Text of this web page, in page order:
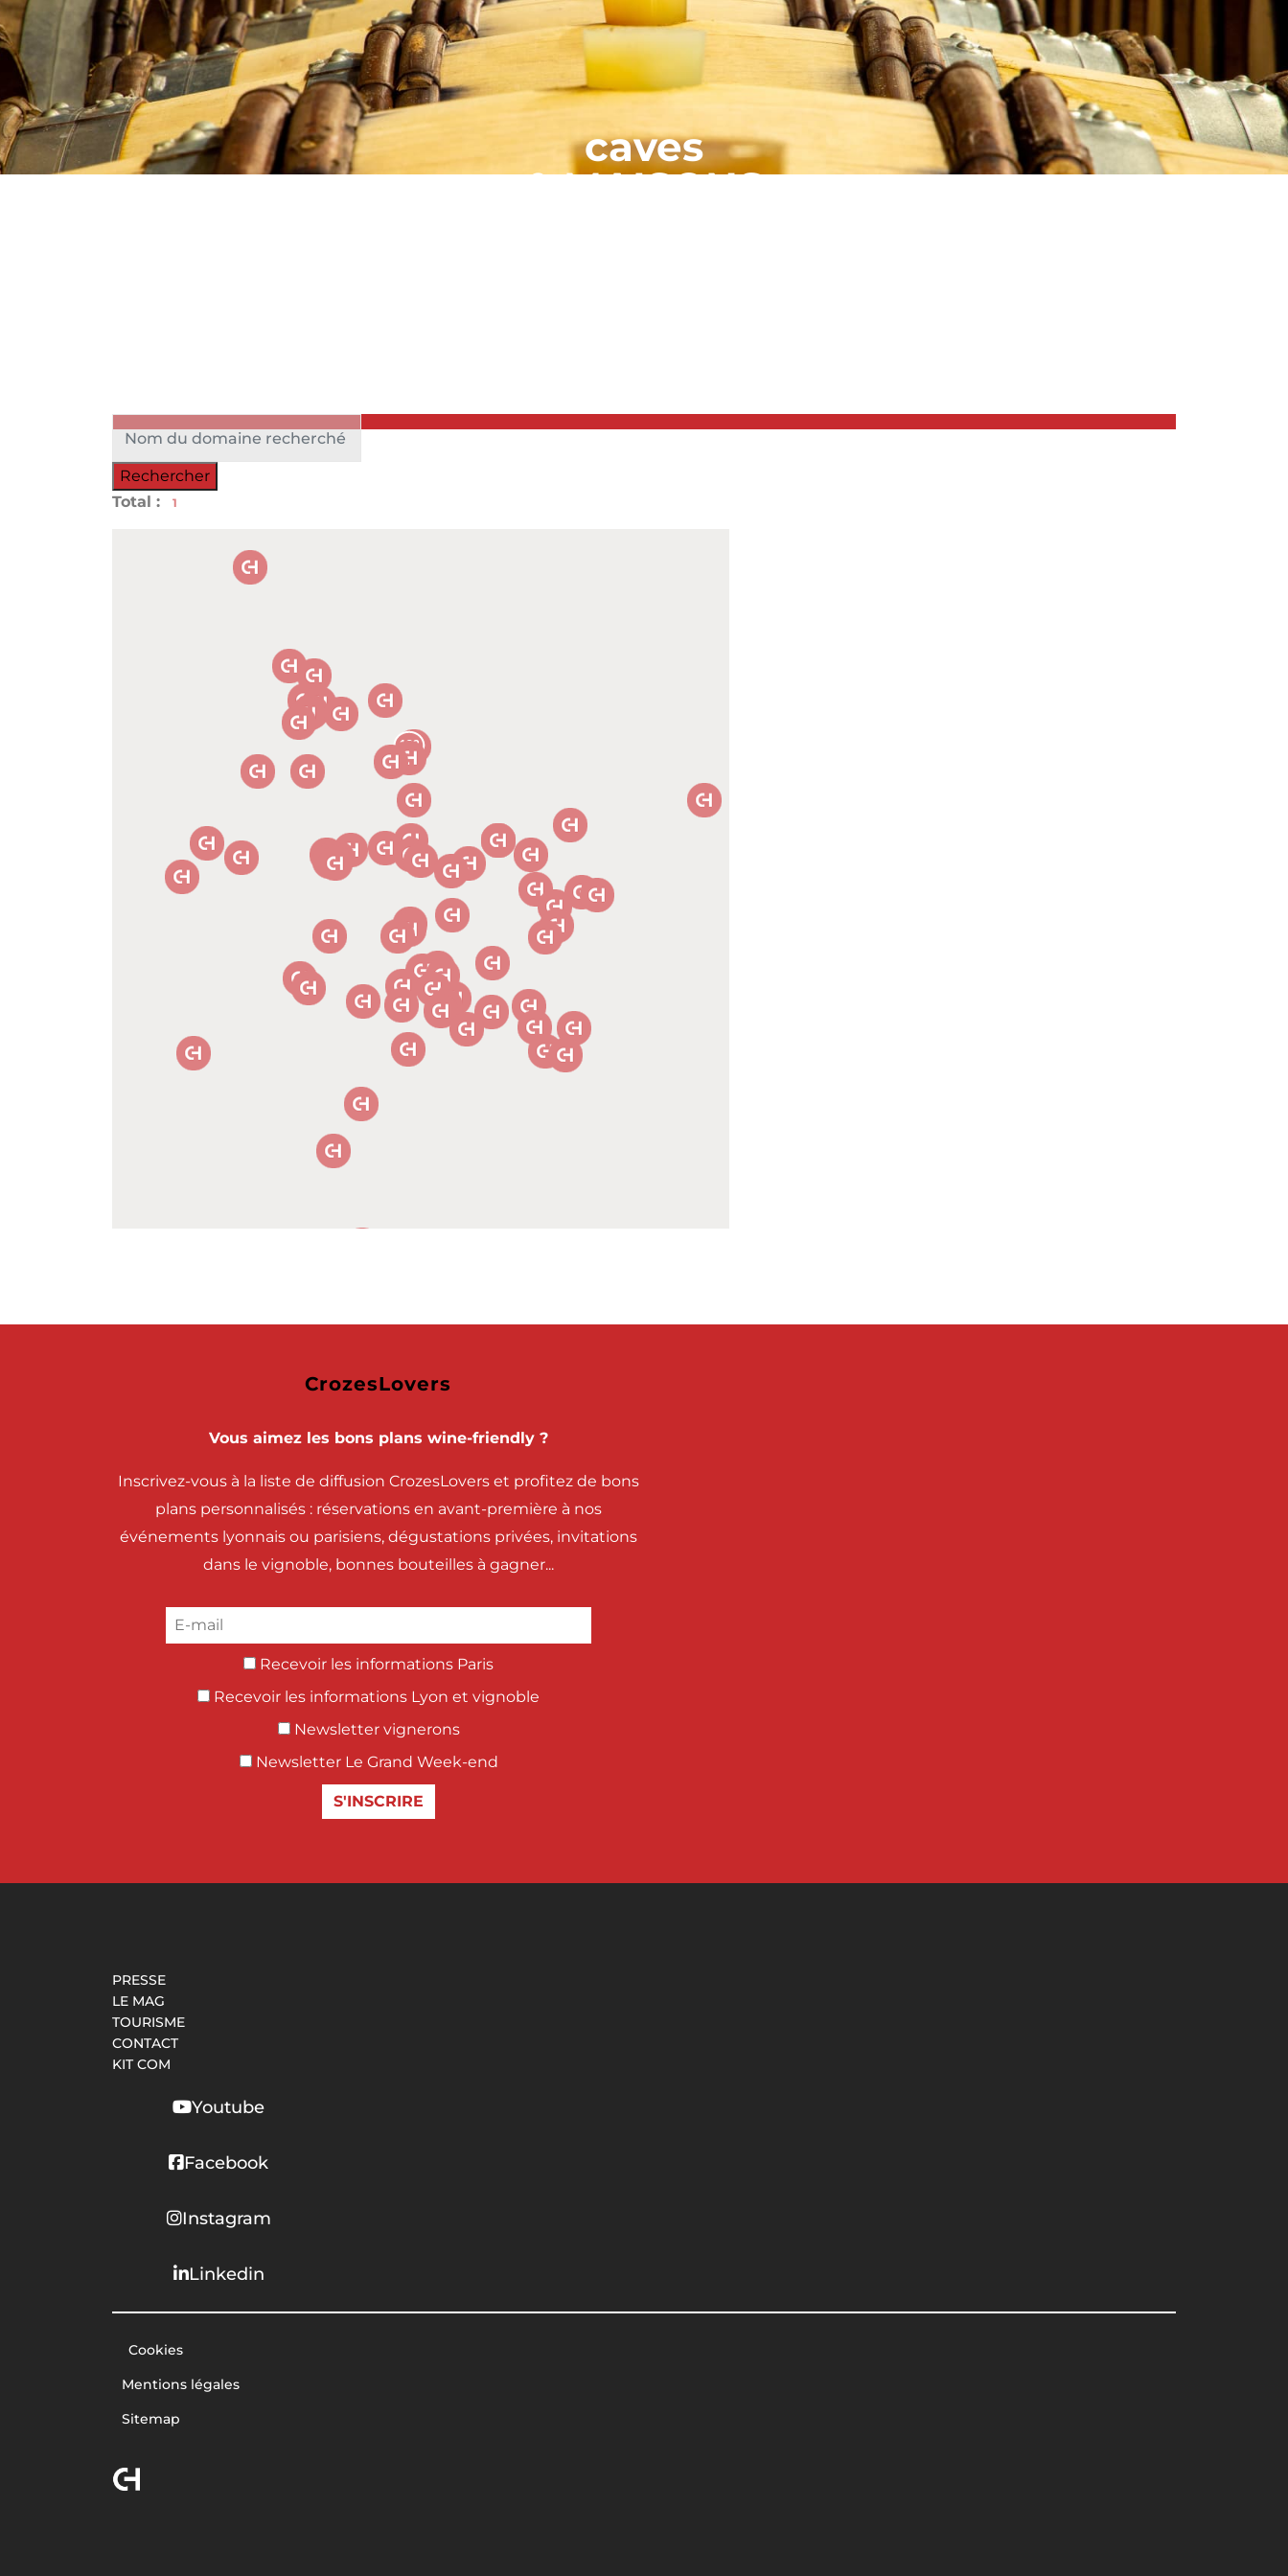
caves
&MAISONS
Rechercher
Total :
1
CrozesLovers
Vous aimez les bons plans wine-friendly ?
Inscrivez-vous à la liste de diffusion CrozesLovers et profitez de bons
plans personnalisés : réservations en avant-première à nos
événements lyonnais ou parisiens, dégustations privées, invitations
dans le vignoble, bonnes bouteilles à gagner...
Recevoir les informations Paris
Recevoir les informations Lyon et vignoble
Newsletter vignerons
Newsletter Le Grand Week-end
S'INSCRIRE
PRESSE
LE MAG
TOURISME
CONTACT
KIT COM
Youtube
Facebook
Instagram
Linkedin
Cookies
Mentions légales
Sitemap